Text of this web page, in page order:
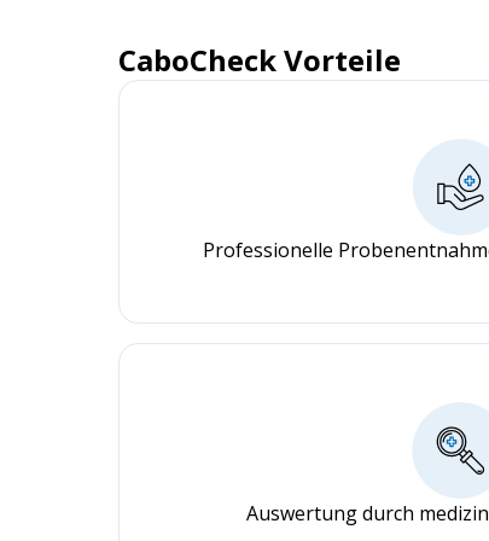
CaboCheck Vorteile
Professionelle
Auswertung durch